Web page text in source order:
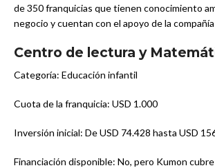
de 350 franquicias que tienen conocimiento
negocio y cuentan con el apoyo de la
Centro de lectura y
Categoría: Educación infantil
Cuota de la franquicia: USD 1.000
Inversión inicial: De USD 74.428 hasta USD
Financiación disponible: No, pero Kumon